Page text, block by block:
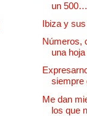
un
Ibiza y
Números,
una hoja
siempre
Me dan
los que